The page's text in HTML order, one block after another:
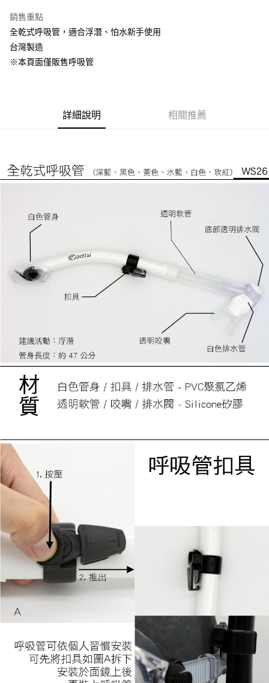
2.付款方式選擇「大哥付你分期」，訂單成立後會自動跳轉到大哥付的交易
流程，驗證手機門號後，選擇欲分期的期數、繳款截止日，確認付款後即完
成交易。
3.實際核准額度、可分期數及費用金額請依後續交易確認頁面所載為準。
4.訂單成立30分鐘內，如未前往確認交易或遇審核未通過，訂單將自動取
1.本服務係由「台灣大哥大股份有限公司」（以下簡稱本公司）所提供，讓
用戶於交易時，得透過本服務購買商品或服務，並由商店將買賣／分期付款
資料（包含姓名、電話或地址）提供予台灣大哥大進項蒐集、處理及利用，
由本公司與您本人進行分期帳單所需資料之確認、核對及更正。
3.完整用戶服務條款，請詳閱以下連結：
https://oppay.tw/userRule
相關說明
【關於「AFTEE先享後付」】
AFTEE先享後付是「在收到商品之後才付款」的支付方式。 讓您購物簡單
１．簡單：不需註冊會員、不需綁卡、不需儲值。
【「AFTEE先享後付」結帳流程】
１．於結帳方式選擇「AFTEE先享後付」後，將跳轉至「AFTEE先享後付」
結帳頁面，進行簡訊認證並確認金額後，即可完成結帳。
ATM／網路銀行／等多元方式進行付款，方視為交易完成。
※ 請注意：結帳手續完成當下不需立刻繳費，但若您需要取消訂單，請聯絡
購買商品的店家。未經商家同意取消之訂單仍視為有效，需透過AFTEE先享
是否繳費成功／繳費後需取消欲退款等相關疑問，請聯繫「AFTEE先享後付
客戶支援中心」
https://netprotections.freshdesk.com/support/home
１．透過由恩沛科技股份有限公司提供之「AFTEE先享後付」服務完成之交
易，需依本服務之必要範圍內提供個人資料，並將交易相關給付款項請求債
權轉讓予恩沛科技股份有限公司。
２．關於個人資料處理事宜，請瀏覽以下網址：
https://aftee.tw/terms/#terms3
３．未成年的使用者請事先徵得法定代理人或監護人之同意方可使用
「AFTEE先享後付」，若未經同意申辦者引起之損失，本公司不負相關責
任。
４．使用「AFTEE先享後付」時，將依據個別帳號之用戶狀況，依本公司即
時審查核予不同之上限額度；若仍有額度不足之情形，本公司將視審查結果
請求用戶進行身份認證。
５．嚴禁一人註冊多個帳號或使用他人資訊註冊。若發現惡意使用之情形，
恩沛科技股份有限公司將有權停止該用戶之使用額度並採取法律行動。
ATM付款
貨到付款
每筆NT$100，滿NT$799(含以上)免運費
免運費
銷售重點
全乾式呼吸管，適合浮潛、怕水新手使用
台灣製造
※本頁面僅販售呼吸管
詳細說明 相關推薦